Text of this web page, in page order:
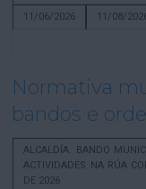
11/06/2026
11/08/
Normativa
bandos e
ALCALDÍA. BANDO
ACTIVIDADES NA RÚA
DE 2026